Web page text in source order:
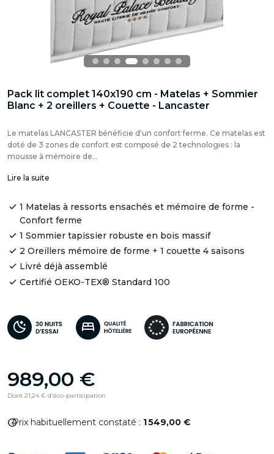
Pack lit complet 140x190 cm - Matelas + Sommier
Blanc + 2 oreillers + Couette - Lancaster
Le matelas LANCASTER bénéficie d'un confort ferme. Ce matelas est
doté de 3 zones de confort est composé de 2 technologies : la
mousse à mémoire de...
Lire la suite
1 Matelas à ressorts ensachés et mémoire de forme -
Confort ferme
1 Sommier tapissier robuste en bois massif
2 Oreillers mémoire de forme + 1 couette 4 saisons
Livré déjà assemblé
Certifié OEKO-TEX® Standard 100
989,00 €
Dont 21,24 € d'éco-participation
infoPrix habituellement constaté : 1 549,00 €